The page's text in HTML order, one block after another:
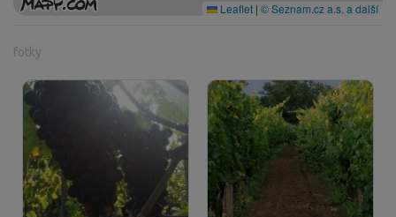
Leaflet | © Seznam.cz a.s. a další
fotky